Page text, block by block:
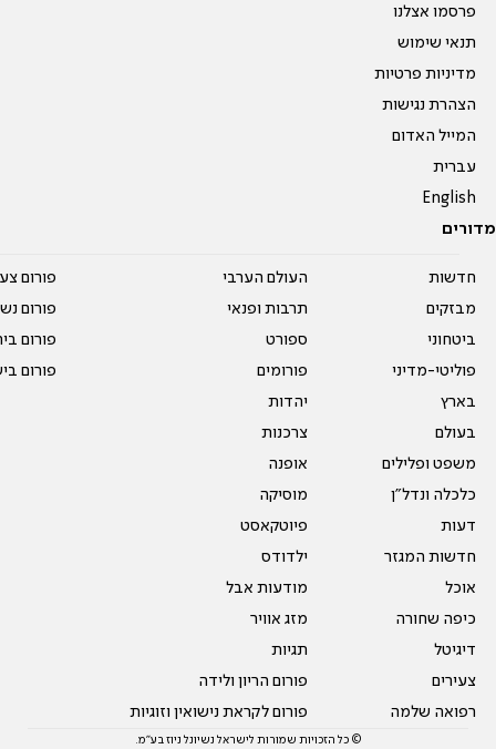
פרסמו אצלנו
תנאי שימוש
מדיניות פרטיות
הצהרת נגישות
המייל האדום
עברית
English
מדורים
חדשות
מבזקים
ביטחוני
פוליטי-מדיני
בארץ
בעולם
משפט ופלילים
כלכלה ונדל"ן
דעות
חדשות המגזר
אוכל
כיפה שחורה
דיגיטל
צעירים
רפואה שלמה
העולם הערבי
תרבות ופנאי
ספורט
פורומים
יהדות
צרכנות
אופנה
מוסיקה
פיוטקאסט
ילדודס
מודעות אבל
מזג אוויר
תגיות
פורום הריון ולידה
פורום לקראת נישואין וזוגיות
פורום
פורום
פורום
פורום
© כל הזכויות שמורות לישראל נשיונל ניוז בע"מ.